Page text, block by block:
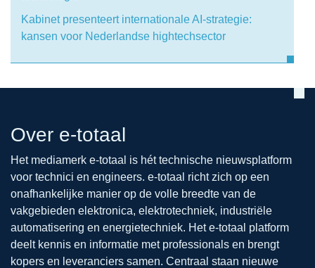
Kabinet presenteert internationale AI-strategie:
kansen voor Nederlandse hightechsector
Over e-totaal
Het mediamerk e-totaal is hét technische nieuwsplatform
voor technici en engineers. e-totaal richt zich op een
onafhankelijke manier op de volle breedte van de
vakgebieden elektronica, elektrotechniek, industriële
automatisering en energietechniek. Het e-totaal platform
deelt kennis en informatie met professionals en brengt
kopers en leveranciers samen. Centraal staan nieuwe